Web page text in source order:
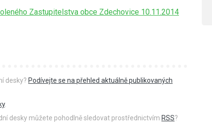
Zastupitelstva obce Zdechovice 10.11.2014
desky? Podívejte se na přehled aktuálně publikovaných
.
desky můžete pohodlně sledovat prostřednictvím RSS?